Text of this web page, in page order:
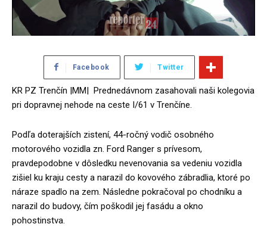
Facebook Twitter
KR PZ Trenčín |MM| Prednedávnom zasahovali naši kolegovia
pri dopravnej nehode na ceste I/61 v Trenčíne.
Podľa doterajších zistení, 44-ročný vodič osobného
motorového vozidla zn. Ford Ranger s prívesom,
pravdepodobne v dôsledku nevenovania sa vedeniu vozidla
zišiel ku kraju cesty a narazil do kovového zábradlia, ktoré po
náraze spadlo na zem. Následne pokračoval po chodníku a
narazil do budovy, čím poškodil jej fasádu a okno
pohostinstva.